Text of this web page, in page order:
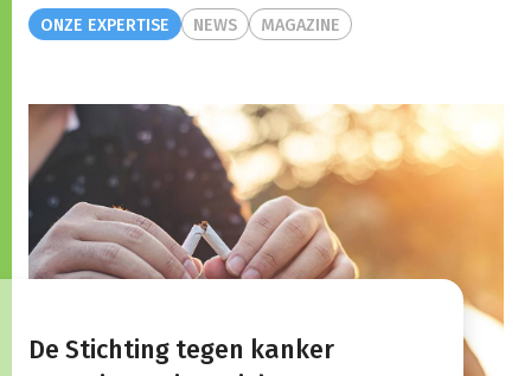
ONZE EXPERTISE NEWS MAGAZINE
De Stichting tegen kanker